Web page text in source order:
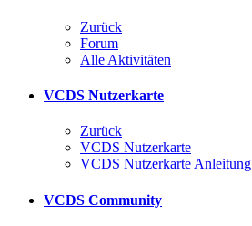
Zurück
Forum
Alle Aktivitäten
VCDS Nutzerkarte
Zurück
VCDS Nutzerkarte
VCDS Nutzerkarte Anleitung
VCDS Community